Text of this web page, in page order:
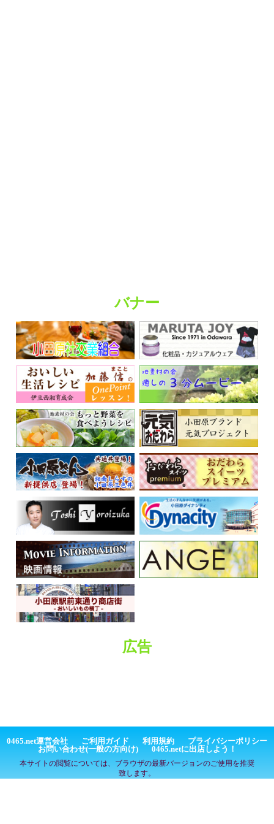
くらしの情報
バナー
広告
0465.net運営会社 ご利用ガイド 利用規約
プライバシーポリシー
お問い合わせ(一般の方向け)
0465.netに出店しよう！
本サイトの閲覧については、ブラウザの最新バージョンのご使用を推奨
致します。